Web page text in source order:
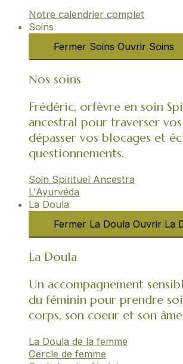
Notre calendrier complet
Soins
Fermer Soins Ouvrir Soins
Nos soins
Frédéric, orfèvre en soin
ancestral pour traverser
dépasser vos blocages et
questionnements.
Soin Spirituel Ancestra
L'Ayurvéda​
La Doula
Fermer La Doula Ouvrir La
La Doula
Un accompagnement
du féminin pour prendre
corps, son coeur et son
La Doula de la femme
Cercle de femme​